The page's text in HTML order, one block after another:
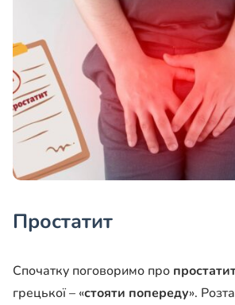
Простатит
Спочатку поговоримо про
грецької – «стояти попереду».